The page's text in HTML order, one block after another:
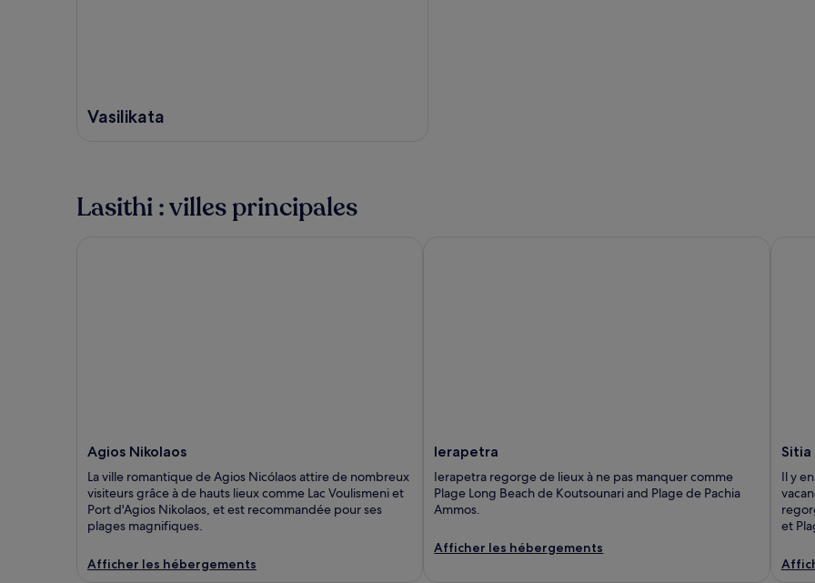
Vasilikata
Lasithi : villes principales
Agios Nikolaos
La ville romantique de Agios Nicólaos attire de nombreux
visiteurs grâce à de hauts lieux comme Lac Voulismeni et
Port d'Agios Nikolaos, et est recommandée pour ses
plages magnifiques.
Afficher les hébergements
Ierapetra
Ierapetra regorge de lieux à ne pas manquer comme
Plage Long Beach de Koutsounari and Plage de Pachia
Ammos.
Afficher les hébergements
Sitia
Il y
et